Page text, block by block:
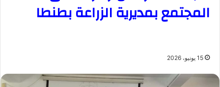
المجتمع بمديرية الزراعة بطنطا
15 يونيو، 2026